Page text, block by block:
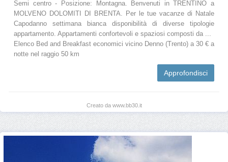
Semi centro - Posizione: Montagna. Benvenuti in TRENTINO a
MOLVENO DOLOMITI DI BRENTA. Per le tue vacanze di Natale
Capodanno settimana bianca disponibilità di diverse tipologie
appartamento. Appartamenti confortevoli e spaziosi composti da ...
Elenco Bed and Breakfast economici vicino Denno (Trento) a 30 € a
notte nel raggio 50 km
Approfondisci
Creato da www.bb30.it